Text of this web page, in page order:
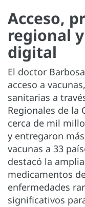
Acceso,
regional
digital
El doctor
acceso a
sanitarias a
Regionales de la
cerca de mil
y entregaron
vacunas a 33
destacó la
medicamentos
enfermedades
significativos